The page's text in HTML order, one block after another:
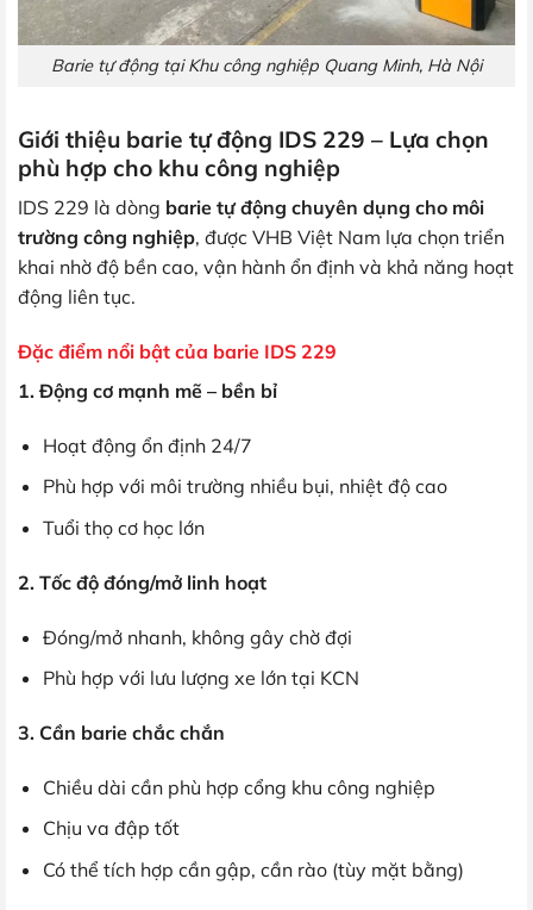
Barie tự động tại Khu công nghiệp Quang Minh, Hà Nội
Giới thiệu barie tự động IDS 229 – Lựa chọn
phù hợp cho khu công nghiệp
IDS 229 là dòng barie tự động chuyên dụng cho môi
trường công nghiệp, được VHB Việt Nam lựa chọn triển
khai nhờ độ bền cao, vận hành ổn định và khả năng hoạt
động liên tục.
Đặc điểm nổi bật của barie IDS 229
1. Động cơ mạnh mẽ – bền bỉ
Hoạt động ổn định 24/7
Phù hợp với môi trường nhiều bụi, nhiệt độ cao
Tuổi thọ cơ học lớn
2. Tốc độ đóng/mở linh hoạt
Đóng/mở nhanh, không gây chờ đợi
Phù hợp với lưu lượng xe lớn tại KCN
3. Cần barie chắc chắn
Chiều dài cần phù hợp cổng khu công nghiệp
Chịu va đập tốt
Có thể tích hợp cần gập, cần rào (tùy mặt bằng)